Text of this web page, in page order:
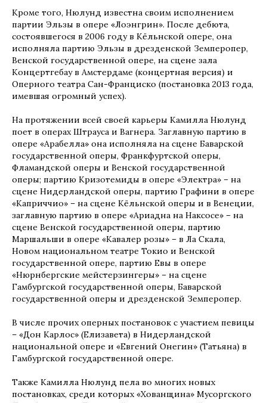
Кроме того, Нюлунд известна своим исполнением
партии Эльзы в опере «Лоэнгрин». После дебюта,
состоявшегося в 2006 году в Кёльнской опере, она
исполняла партию Эльзы в дрезденской Земперопер,
Венской государственной опере, на сцене зала
Концертгебау в Амстердаме (концертная версия) и
Оперного театра Сан-Франциско (постановка 2013 года,
имевшая огромный успех).
На протяжении всей своей карьеры Камилла Нюлунд
поет в операх Штрауса и Вагнера. Заглавную партию в
опере «Арабелла» она исполняла на сцене Баварской
государственной оперы, Франкфуртской оперы,
Фламандской оперы и Венской государственной
оперы; партию Кризотемиды в опере «Электра» – на
сцене Нидерландской оперы, партию Графини в опере
«Каприччио» – на сцене Кёльнской оперы и в Венеции,
заглавную партию в опере «Ариадна на Наксосе» – на
сцене Венской государственной оперы, партию
Маршальши в опере «Кавалер розы» – в Ла Скала,
Новом национальном театре Токио и Венской
государственной опере, партию Евы в опере
«Нюрнбергские мейстерзингеры» – на сцене
Гамбургской государственной оперы, Баварской
государственной оперы и дрезденской Земперопер.
В числе прочих оперных постановок с участием певицы
– «Дон Карлос» (Елизавета) в Нидерландской
национальной опере и «Евгений Онегин» (Татьяна) в
Гамбургской государственной опере.
Также Камилла Нюлунд пела во многих новых
постановках, среди которых «Хованщина» Мусоргского